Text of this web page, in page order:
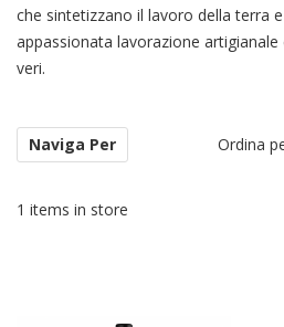
che sintetizzano il lavoro della terra
appassionata lavorazione
veri.
1 items in store
Ordina
Naviga Per